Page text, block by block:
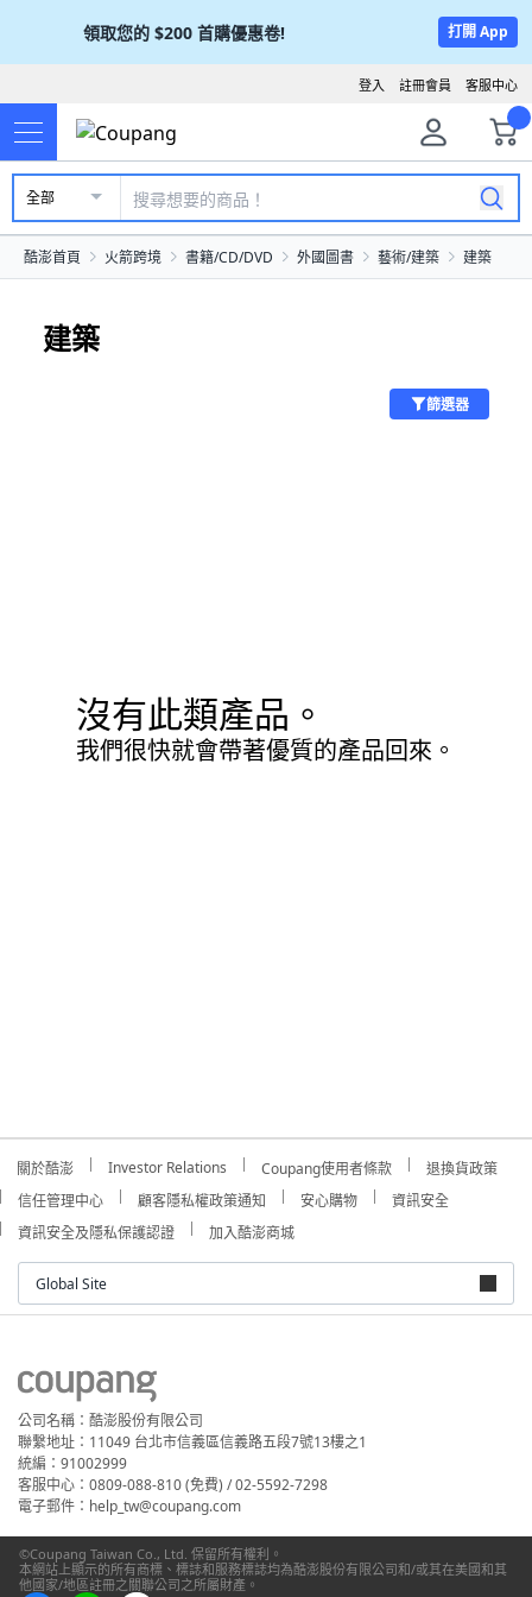
領取您的 $200 首購優惠卷! 打開 App
客服中心
註冊會員
登入
全部
酷澎首頁 火箭跨境 書籍/CD/DVD 外國圖書 藝術/建築 建築
建築
篩選器
沒有此類產品。
我們很快就會帶著優質的產品回來。
關於酷澎 Investor Relations Coupang使用者條款
退換貨政策
信任管理中心
顧客隱私權政策通知 安心購物
資訊安全
資訊安全及隱私保護認證
加入酷澎商城
Global Site
公司名稱：酷澎股份有限公司
聯繫地址：11049 台北市信義區信義路五段7號13樓之1
統編：91002999
客服中心：0809-088-810 (免費) / 02-5592-7298
電子郵件：help_tw@coupang.com
©Coupang Taiwan Co., Ltd. 保留所有權利。
本網站上顯示的所有商標、標誌和服務標誌均為酷澎股份有限公司和/或其在美國和其
他國家/地區註冊之關聯公司之所屬財產。